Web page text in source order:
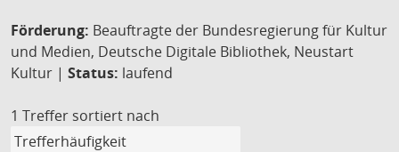
Förderung: Beauftragte der Bundesregierung für Kultur
und Medien, Deutsche Digitale Bibliothek, Neustart
Kultur | Status: laufend
1 Treffer sortiert nach